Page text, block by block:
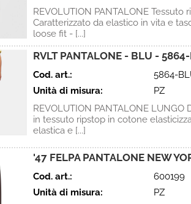
REVOLUTION PANTALONE
Caratterizzato da elastico in vita e
loose fit - [...]
RVLT PANTALONE - BLU -
Cod. art.:
5864-
Unità di misura:
PZ
REVOLUTION PANTALONE
in tessuto ripstop in cotone
elastica e [...]
'47 FELPA PANTALONE NEW
Cod. art.:
600199
Unità di misura:
PZ